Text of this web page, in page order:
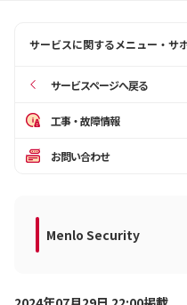
お知らせ
OCNのお客さまはこちら
サービスに関するメニュー・サ
サービスページへ戻る
工事・故障情報
お問い合わせ
Menlo Security